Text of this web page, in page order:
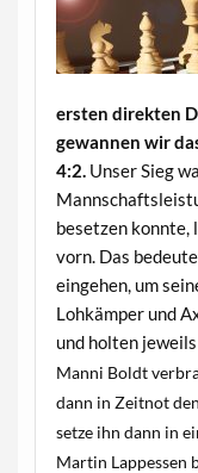
ersten direkten
gewannen wir
4:2.Unser Sieg
besetzen konnte,
vorn. Das
eingehen, um
Lohkämper und
und holten
Manni Boldt
dann in Zeitnot
setze ihn dann in
Martin Lappessen